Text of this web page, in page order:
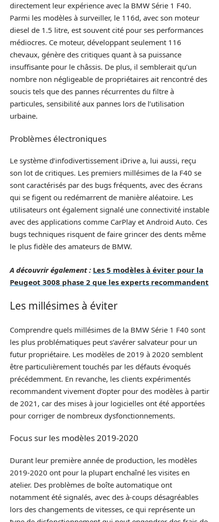
directement leur expérience avec la BMW Série 1 F40.
Parmi les modèles à surveiller, le 116d, avec son moteur
diesel de 1.5 litre, est souvent cité pour ses performances
médiocres. Ce moteur, développant seulement 116
chevaux, génère des critiques quant à sa puissance
insuffisante pour le châssis. De plus, il semblerait qu’un
nombre non négligeable de propriétaires ait rencontré des
soucis tels que des pannes récurrentes du filtre à
particules, sensibilité aux pannes lors de l’utilisation
urbaine.
Problèmes électroniques
Le système d’infodivertissement iDrive a, lui aussi, reçu
son lot de critiques. Les premiers millésimes de la F40 se
sont caractérisés par des bugs fréquents, avec des écrans
qui se figent ou redémarrent de manière aléatoire. Les
utilisateurs ont également signalé une connectivité instable
avec des applications comme CarPlay et Android Auto. Ces
bugs techniques risquent de faire grincer des dents même
le plus fidèle des amateurs de BMW.
A découvrir également : Les 5 modèles à éviter pour la
Peugeot 3008 phase 2 que les experts recommandent
Les millésimes à éviter
Comprendre quels millésimes de la BMW Série 1 F40 sont
les plus problématiques peut s’avérer salvateur pour un
futur propriétaire. Les modèles de 2019 à 2020 semblent
être particulièrement touchés par les défauts évoqués
précédemment. En revanche, les clients expérimentés
recommandent vivement d’opter pour des modèles à partir
de 2021, car des mises à jour logicielles ont été apportées
pour corriger de nombreux dysfonctionnements.
Focus sur les modèles 2019-2020
Durant leur première année de production, les modèles
2019-2020 ont pour la plupart enchaîné les visites en
atelier. Des problèmes de boîte automatique ont
notamment été signalés, avec des à-coups désagréables
lors des changements de vitesses, ce qui représente un